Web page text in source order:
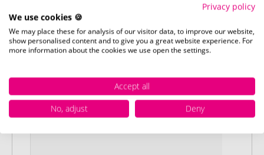
Upload uw logo of ontwerp op onze
afrekenpagina (checkout) en rond uw
bestelling af. Mocht u op dit moment
geen geschikt bestand beschikbaar
Privacy policy
We use cookies 🍪
We may place these for analysis of our visitor data, to improve our website,
show personalised content and to give you a great website experience. For
more information about the cookies we use open the settings.
Accept all
No, adjust
Deny